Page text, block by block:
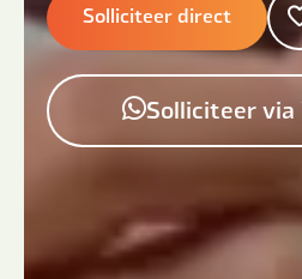
Solliciteer direct
Solliciteer